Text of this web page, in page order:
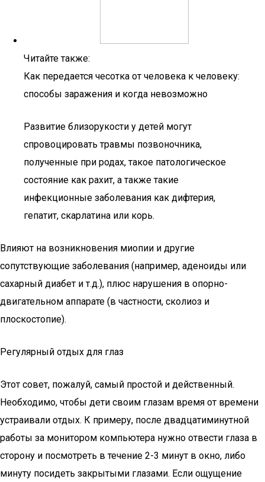
Читайте также:
Как передается чесотка от человека к человеку:
способы заражения и когда невозможно
Развитие близорукости у детей могут
спровоцировать травмы позвоночника,
полученные при родах, такое патологическое
состояние как рахит, а также такие
инфекционные заболевания как дифтерия,
гепатит, скарлатина или корь.
Влияют на возникновения миопии и другие
сопутствующие заболевания (например, аденоиды или
сахарный диабет и т.д.), плюс нарушения в опорно-
двигательном аппарате (в частности, сколиоз и
плоскостопие).
Регулярный отдых для глаз
Этот совет, пожалуй, самый простой и действенный.
Необходимо, чтобы дети своим глазам время от времени
устраивали отдых. К примеру, после двадцатиминутной
работы за монитором компьютера нужно отвести глаза в
сторону и посмотреть в течение 2-3 минут в окно, либо
минуту посидеть закрытыми глазами. Если ощущение